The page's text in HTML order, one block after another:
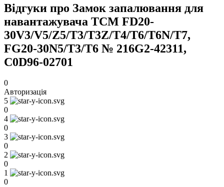
Відгуки про Замок запалювання для
навантажувача TCM FD20-
30V3/V5/Z5/T3/T3Z/T4/T6/T6N/T7,
FG20-30N5/T3/T6 № 216G2-42311,
C0D96-02701
0
Авторизація
5
0
4
0
3
0
2
0
1
0